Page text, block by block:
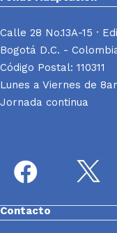
Calle 28 No.13A-15 ·
Bogotá D.C. -
Código Postal: 110311
Lunes a Viernes de
Jornada continua
Contacto